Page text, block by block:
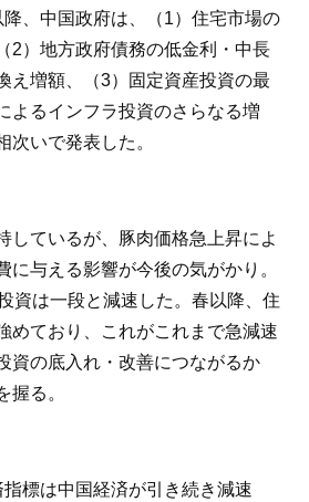
、中国政府は、（1）住宅市場の
2）地方政府債務の低金利・中長
え増額、（3）固定資産投資の最
よるインフラ投資のさらなる増
次いで発表した。
ているが、豚肉価格急上昇によ
に与える影響が今後の気がかり。
資は一段と減速した。春以降、住
めており、これがこれまで急減速
資の底入れ・改善につながるか
握る。
標は中国経済が引き続き減速